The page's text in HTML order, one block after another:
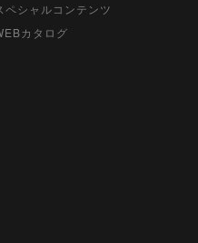
ペシャルコンテンツ
カタログ